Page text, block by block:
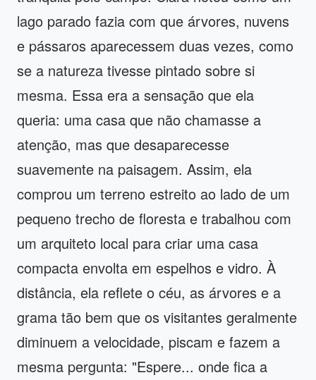
lago parado fazia com que árvores, nuvens
e pássaros aparecessem duas vezes, como
se a natureza tivesse pintado sobre si
mesma. Essa era a sensação que ela
queria: uma casa que não chamasse a
atenção, mas que desaparecesse
suavemente na paisagem. Assim, ela
comprou um terreno estreito ao lado de um
pequeno trecho de floresta e trabalhou com
um arquiteto local para criar uma casa
compacta envolta em espelhos e vidro. À
distância, ela reflete o céu, as árvores e a
grama tão bem que os visitantes geralmente
diminuem a velocidade, piscam e fazem a
mesma pergunta: "Espere... onde fica a